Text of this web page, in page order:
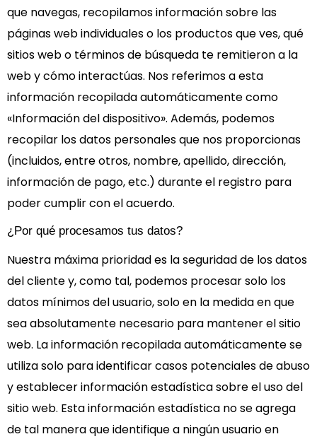
que navegas, recopilamos información sobre las
páginas web individuales o los productos que ves, qué
sitios web o términos de búsqueda te remitieron a la
web y cómo interactúas. Nos referimos a esta
información recopilada automáticamente como
«Información del dispositivo». Además, podemos
recopilar los datos personales que nos proporcionas
(incluidos, entre otros, nombre, apellido, dirección,
información de pago, etc.) durante el registro para
poder cumplir con el acuerdo.
¿Por qué procesamos tus datos?
Nuestra máxima prioridad es la seguridad de los datos
del cliente y, como tal, podemos procesar solo los
datos mínimos del usuario, solo en la medida en que
sea absolutamente necesario para mantener el sitio
web. La información recopilada automáticamente se
utiliza solo para identificar casos potenciales de abuso
y establecer información estadística sobre el uso del
sitio web. Esta información estadística no se agrega
de tal manera que identifique a ningún usuario en